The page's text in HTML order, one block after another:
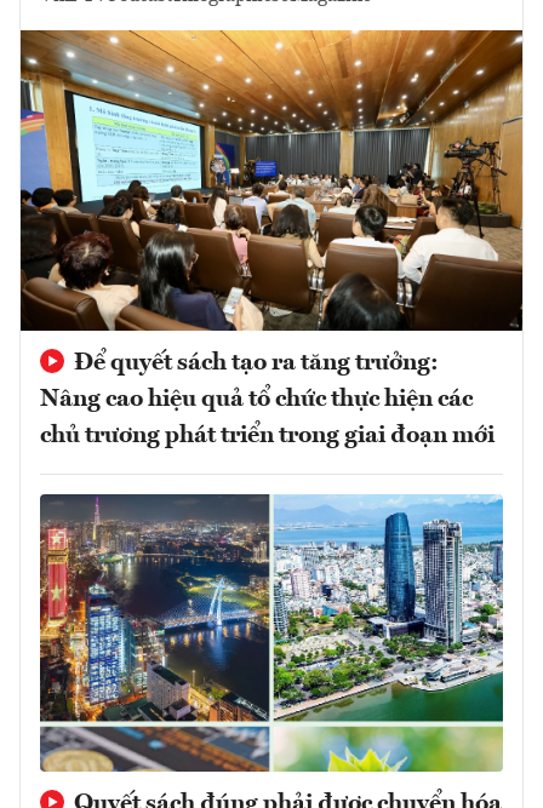
Để quyết sách tạo ra tăng trưởng:
Nâng cao hiệu quả tổ chức thực hiện các
chủ trương phát triển trong giai đoạn mới